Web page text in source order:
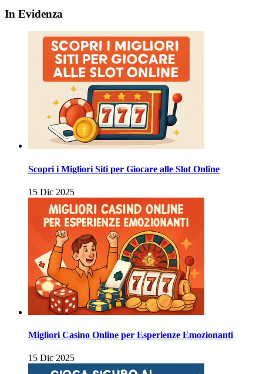
In Evidenza
Scopri i Migliori Siti per Giocare alle Slot Online
15 Dic 2025
Migliori Casino Online per Esperienze Emozionanti
15 Dic 2025